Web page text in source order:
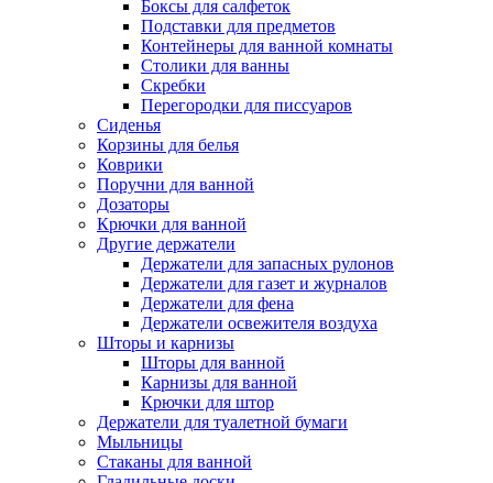
Боксы для салфеток
Подставки для предметов
Контейнеры для ванной комнаты
Столики для ванны
Скребки
Перегородки для писсуаров
Сиденья
Корзины для белья
Коврики
Поручни для ванной
Дозаторы
Крючки для ванной
Другие держатели
Держатели для запасных рулонов
Держатели для газет и журналов
Держатели для фена
Держатели освежителя воздуха
Шторы и карнизы
Шторы для ванной
Карнизы для ванной
Крючки для штор
Держатели для туалетной бумаги
Мыльницы
Стаканы для ванной